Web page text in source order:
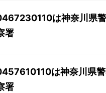
は神奈川県
署
は神奈川県
署